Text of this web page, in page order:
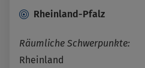
Rheinland-Pfalz
Räumliche Schwerpunkte:
Rheinland